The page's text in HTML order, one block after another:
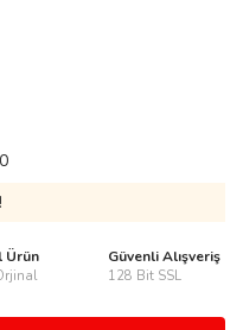
Ürün Güvenli Alışveriş
128 Bit SSL